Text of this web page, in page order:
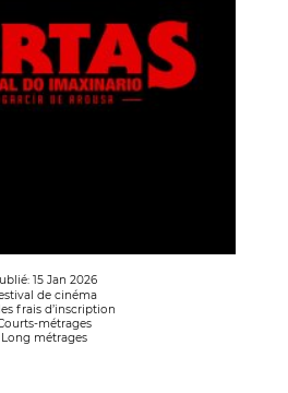
15 Jan 2026
de cinéma
frais d’inscription
métrages
Long métrages